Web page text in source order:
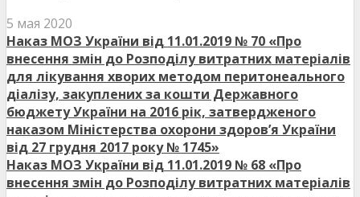
5 мая 2020
Наказ МОЗ України від 11.01.2019 № 70 «Про
внесення змін до Розподілу витратних матеріалів
для лікування хворих методом перитонеального
діалізу, закуплених за кошти Державного
бюджету України на 2016 рік, затвердженого
наказом Міністерства охорони здоров’я України
від 27 грудня 2017 року № 1745»
Наказ МОЗ України від 11.01.2019 № 68 «Про
внесення змін до Розподілу витратних матеріалів